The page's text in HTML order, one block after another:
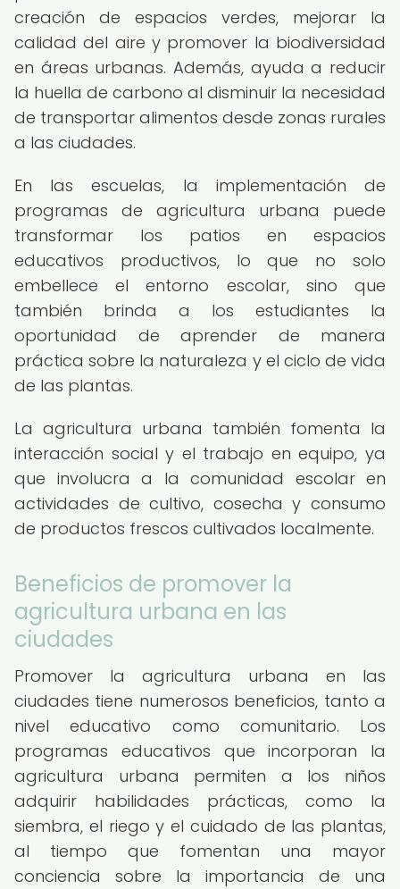
creación de espacios verdes, mejorar la
calidad del aire y promover la biodiversidad
en áreas urbanas. Además, ayuda a reducir
la huella de carbono al disminuir la necesidad
de transportar alimentos desde zonas rurales
a las ciudades.
En las escuelas, la implementación de
programas de agricultura urbana puede
transformar los patios en espacios
educativos productivos, lo que no solo
embellece el entorno escolar, sino que
también brinda a los estudiantes la
oportunidad de aprender de manera
práctica sobre la naturaleza y el ciclo de vida
de las plantas.
La agricultura urbana también fomenta la
interacción social y el trabajo en equipo, ya
que involucra a la comunidad escolar en
actividades de cultivo, cosecha y consumo
de productos frescos cultivados localmente.
Beneficios de promover la
agricultura urbana en las
ciudades
Promover la agricultura urbana en las
ciudades tiene numerosos beneficios, tanto a
nivel educativo como comunitario. Los
programas educativos que incorporan la
agricultura urbana permiten a los niños
adquirir habilidades prácticas, como la
siembra, el riego y el cuidado de las plantas,
al tiempo que fomentan una mayor
conciencia sobre la importancia de una